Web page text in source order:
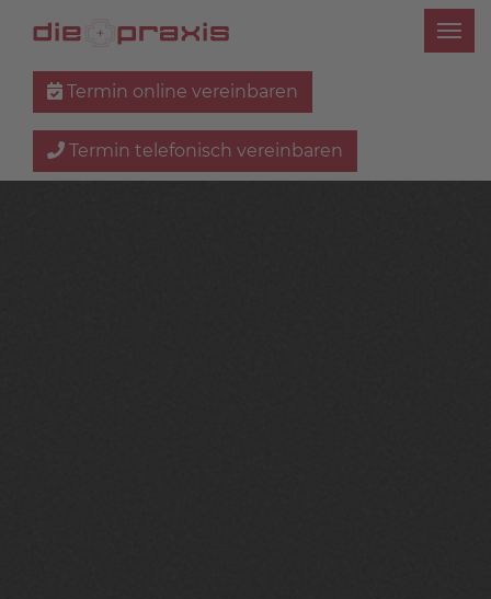
Termin online vereinbaren
Termin telefonisch vereinbaren